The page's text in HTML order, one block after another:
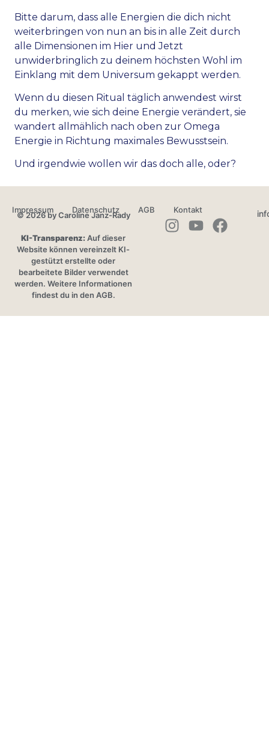
Bitte darum, dass alle Energien die dich nicht
weiterbringen von nun an bis in alle Zeit durch
alle Dimensionen im Hier und Jetzt
unwiderbringlich zu deinem höchsten Wohl im
Einklang mit dem Universum gekappt werden.
Wenn du diesen Ritual täglich anwendest wirst
du merken, wie sich deine Energie verändert, sie
wandert allmählich nach oben zur Omega
Energie in Richtung maximales Bewusstsein.
Und irgendwie wollen wir das doch alle, oder?
Impressum Datenschutz AGB Kontakt
© 2026 by Caroline Janz-Rady
KI-Transparenz:Auf dieser
Website können vereinzelt KI-
gestützt erstellte oder
bearbeitete Bilder verwendet
werden. Weitere Informationen
findest du in den AGB.